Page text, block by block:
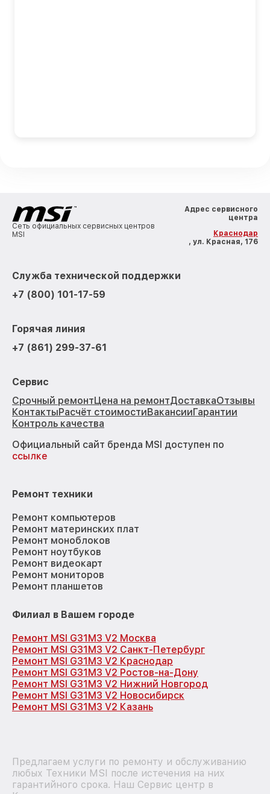
Сеть официальных сервисных центров
MSI
Адрес сервисного
центра
Краснодар
, ул. Красная, 176
Служба технической поддержки
+7 (800) 101-17-59
Горячая линия
+7 (861) 299-37-61
Сервис
Срочный ремонтЦена на ремонтДоставкаОтзывы
КонтактыРасчёт стоимостиВакансииГарантии
Контроль качества
Официальный сайт бренда MSI доступен по
ссылке
Ремонт техники
Ремонт компьютеров
Ремонт материнских плат
Ремонт моноблоков
Ремонт ноутбуков
Ремонт видеокарт
Ремонт мониторов
Ремонт планшетов
Филиал в Вашем городе
Ремонт MSI G31M3 V2 Москва
Ремонт MSI G31M3 V2 Санкт-Петербург
Ремонт MSI G31M3 V2 Краснодар
Ремонт MSI G31M3 V2 Ростов-на-Дону
Ремонт MSI G31M3 V2 Нижний Новгород
Ремонт MSI G31M3 V2 Новосибирск
Ремонт MSI G31M3 V2 Казань
Предлагаем услуги по ремонту и обслуживанию
любых Техники MSI после истечения на них
гарантийного срока. Наш Сервис центр в